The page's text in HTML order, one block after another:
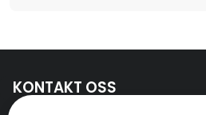
KONTAKT OSS